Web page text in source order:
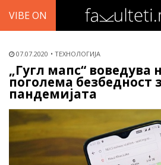
VIBE ON
07.07.2020 ТЕХНОЛОГИЈА
„Гугл мапс“ воведува
поголема безбедност
пандемијата